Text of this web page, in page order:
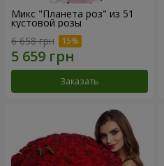
Микс "Планета роз" из 51
кустовой розы
6 658 грн
Заказать